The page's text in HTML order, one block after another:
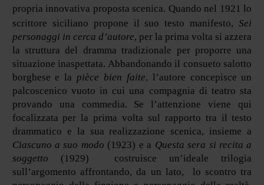
propria innovativa proposta scenica. Quando nel 1921 lo
scrittore siciliano propone il suo testo manifesto,Sei
personaggi in cerca d’autore, per la prima volta si azzera
la struttura del dramma tradizionale per proporre una
situazione inaspettata. Abbandonando il consueto salotto
borghese e la pièce bien faite, l’autore concepisce un
palcoscenico vuoto in cui una compagnia di teatro sta
provando una commedia. Se l’attenzione viene qui
focalizzata per la prima volta sul rapporto tra il testo
drammatico e la sua realizzazione scenica, insieme a
Ciascuno a suo modo (1923) e a Questa sera si recita a
soggetto (1929) costruisce un’ideale trilogia
sull’argomento affrontando, da un lato, lo scontro tra